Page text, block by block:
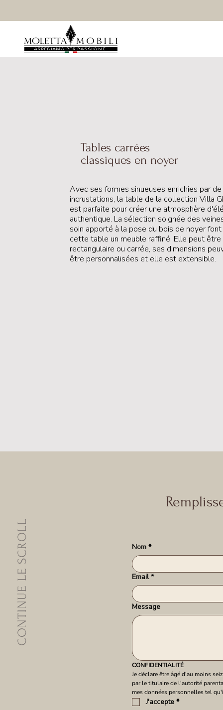
Tables carrées
classiques en noyer
Avec ses formes sinueuses enrichies par
incrustations, la table de la collection Villa
est parfaite pour créer une atmosphère
authentique. La sélection soignée des
soin apporté à la pose du bois de noyer
cette table un meuble raffiné. Elle peut être
rectangulaire ou carrée, ses dimensions
être personnalisées et elle est extensible.
CONTINUE LE SCROLL Nom *
Email *
Message
CONFIDENTIALITÉ
Je déclare être âgé d'au moins
par le titulaire de l'autorité
mes données personnelles tel
J'accepte *